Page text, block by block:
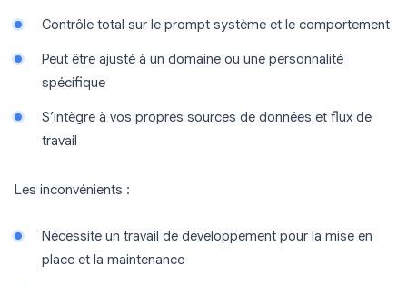
Contrôle total sur le prompt système et le comportement
Peut être ajusté à un domaine ou une personnalité
spécifique
S’intègre à vos propres sources de données et flux de
travail
Les inconvénients :
Nécessite un travail de développement pour la mise en
place et la maintenance